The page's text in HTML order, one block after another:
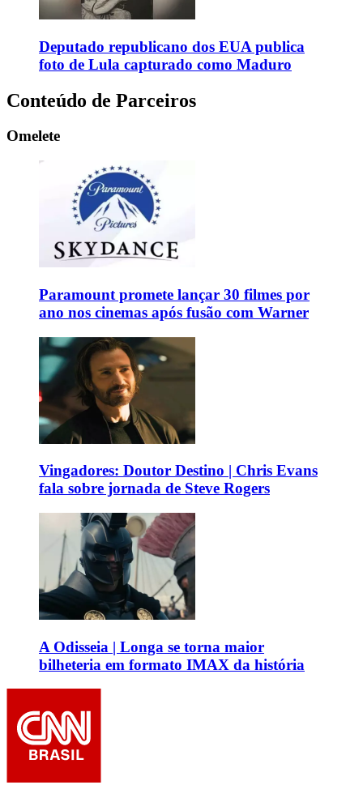
Deputado republicano dos EUA publica
foto de Lula capturado como Maduro
Conteúdo de Parceiros
Omelete
Paramount promete lançar 30 filmes por
ano nos cinemas após fusão com Warner
Vingadores: Doutor Destino | Chris Evans
fala sobre jornada de Steve Rogers
A Odisseia | Longa se torna maior
bilheteria em formato IMAX da história